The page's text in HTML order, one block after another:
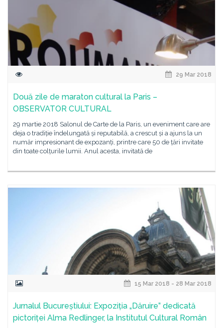
29 Mar 2018
Două zile de maraton cultural la Paris –
OBSERVATOR CULTURAL
29 martie 2018 Salonul de Carte de la Paris, un eveniment care are
deja o tradiție îndelungată și reputabilă, a crescut și a ajuns la un
număr impresionant de expozanți, printre care 50 de țări invitate
din toate colțurile lumii. Anul acesta, invitată de
15 Mar 2018 - 28 Mar 2018
Jurnalul Bucureștiului: Expoziția „Dăruire” dedicată
pictoriței Alma Redlinger, la Institutul Cultural Român